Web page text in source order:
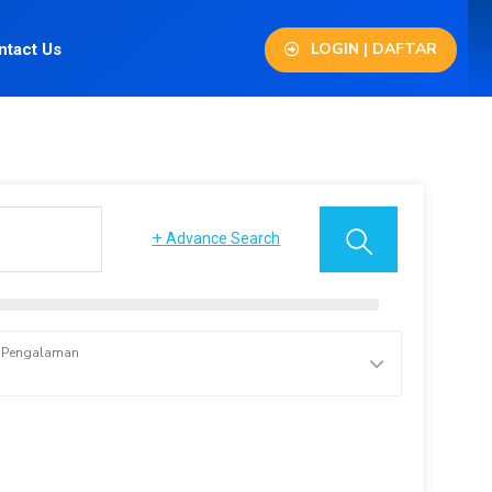
Us LOGIN | DAFTAR
+ Advance Search